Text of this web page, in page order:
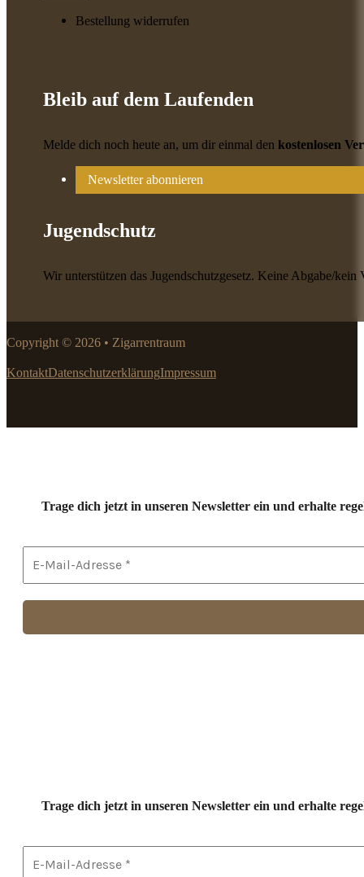
Bestellung widerrufen
Bleib auf dem Laufenden
Melde dich noch heute an, um dir einmal denkostenlosen
Newsletter abonnieren
Jugendschutz
Wir unterstützen das Jugendschutzgesetz. Keine Abgabe/
Copyright © 2026 • Zigarrentraum
KontaktDatenschutzerklärungImpressum
Trage dich jetzt in unseren Newsletter ein und erhalte
Trage dich jetzt in unseren Newsletter ein und erhalte